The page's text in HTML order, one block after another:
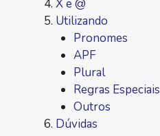
X e @
Utilizando
Pronomes
APF
Plural
Regras Especiais
Outros
Dúvidas